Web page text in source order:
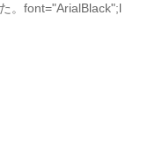
。font="ArialBlack";l